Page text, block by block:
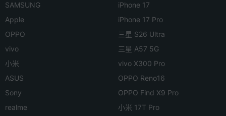
SAMSUNG
Apple
OPPO
vivo
小米
ASUS
Sony
realme
iPhone 17
iPhone 17 Pro
三星 S26 Ultra
三星 A57 5G
vivo X300 Pro
OPPO Reno16
OPPO Find X9 Pro
小米 17T Pro